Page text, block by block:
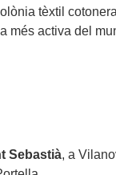
tèxtil
més activa del
Sebastià, a